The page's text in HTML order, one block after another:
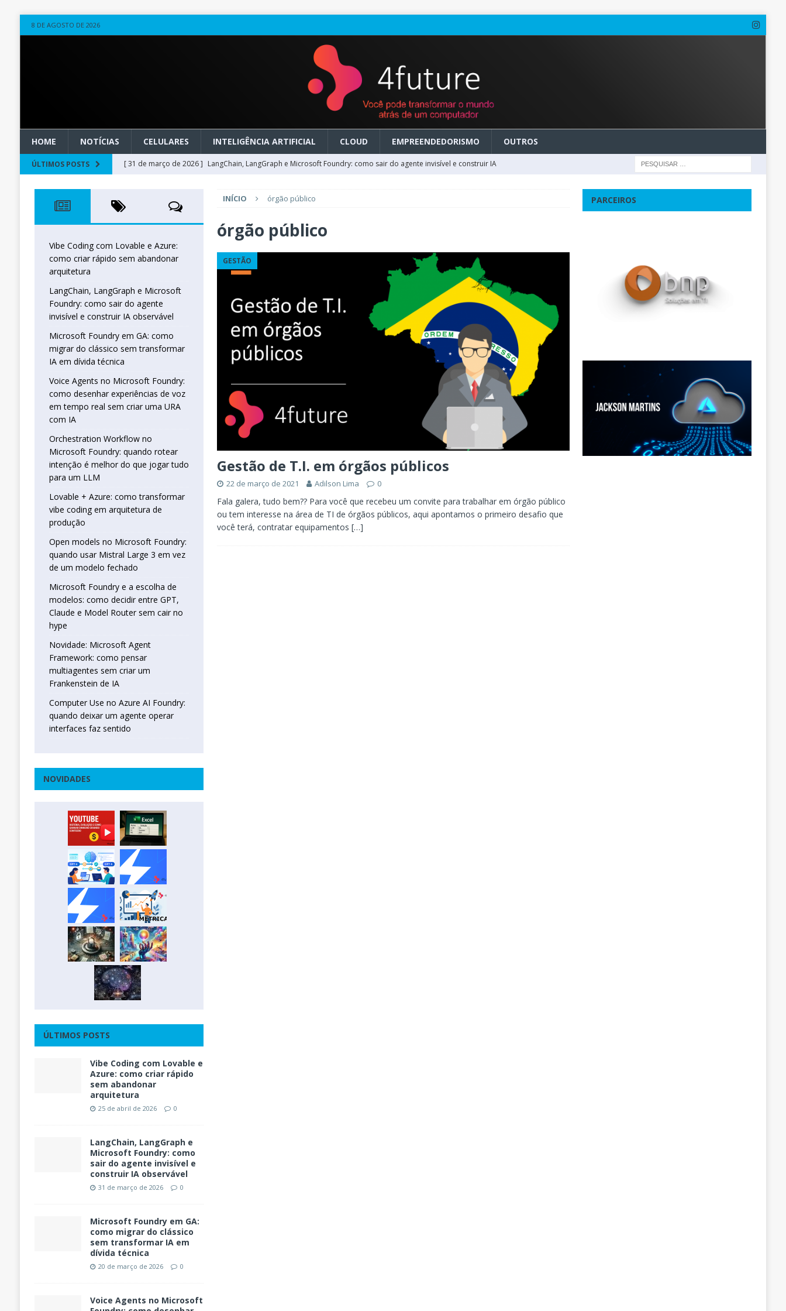
8 DE AGOSTO DE 2026
HOME NOTÍCIAS CELULARES INTELIGÊNCIA ARTIFICIAL CLOUD EMPREENDEDORISMO OUTROS
ÚLTIMOS POSTS [ 31 de março de 2026 ] LangChain, LangGraph e Microsoft Foundry: como sair do agente invisível e construir IA
[ 20 de março de 2026 ]
Microsoft Foundry em GA: como migrar do clássico sem transformar IA em dívida
técnica
INTELIGÊNCIA ARTIFICIAL
[ 27 de fevereiro de 2026 ]
Voice Agents no Microsoft Foundry: como desenhar experiências de voz em tempo
real sem criar uma URA com IA
INTELIGÊNCIA ARTIFICIAL
Orchestration Workflow no Microsoft Foundry: quando rotear intenção é melhor do
que jogar tudo para um LLM
INTELIGÊNCIA ARTIFICIAL
[ 25 de abril de 2026 ]
Vibe Coding com Lovable e Azure: como criar rápido sem abandonar arquitetura
INÍCIO órgão público
órgão público
GESTÃO
Gestão de T.I. em órgãos públicos
22 de março de 2021 Adilson Lima 0
Fala galera, tudo bem?? Para você que recebeu um convite para trabalhar em órgão público
ou tem interesse na área de TI de órgãos públicos, aqui apontamos o primeiro desafio que
você terá, contratar equipamentos[…]
Vibe Coding com Lovable e Azure:
como criar rápido sem abandonar
arquitetura
LangChain, LangGraph e Microsoft
Foundry: como sair do agente
invisível e construir IA observável
Microsoft Foundry em GA: como
migrar do clássico sem transformar
IA em dívida técnica
Voice Agents no Microsoft Foundry:
como desenhar experiências de voz
em tempo real sem criar uma URA
com IA
Orchestration Workflow no
Microsoft Foundry: quando rotear
intenção é melhor do que jogar tudo
para um LLM
Lovable + Azure: como transformar
vibe coding em arquitetura de
produção
Open models no Microsoft Foundry:
quando usar Mistral Large 3 em vez
de um modelo fechado
Microsoft Foundry e a escolha de
modelos: como decidir entre GPT,
Claude e Model Router sem cair no
hype
Novidade: Microsoft Agent
Framework: como pensar
multiagentes sem criar um
Frankenstein de IA
Computer Use no Azure AI Foundry:
quando deixar um agente operar
interfaces faz sentido
NOVIDADES
ÚLTIMOS POSTS
Vibe Coding com Lovable e
Azure: como criar rápido
sem abandonar
arquitetura
25 de abril de 2026 0
LangChain, LangGraph e
Microsoft Foundry: como
sair do agente invisível e
construir IA observável
31 de março de 2026 0
Microsoft Foundry em GA:
como migrar do clássico
sem transformar IA em
dívida técnica
20 de março de 2026 0
Voice Agents no Microsoft
PARCEIROS